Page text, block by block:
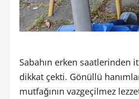
Sabahın erken saatlerinden
dikkat çekti. Gönüllü
mutfağının vazgeçilmez